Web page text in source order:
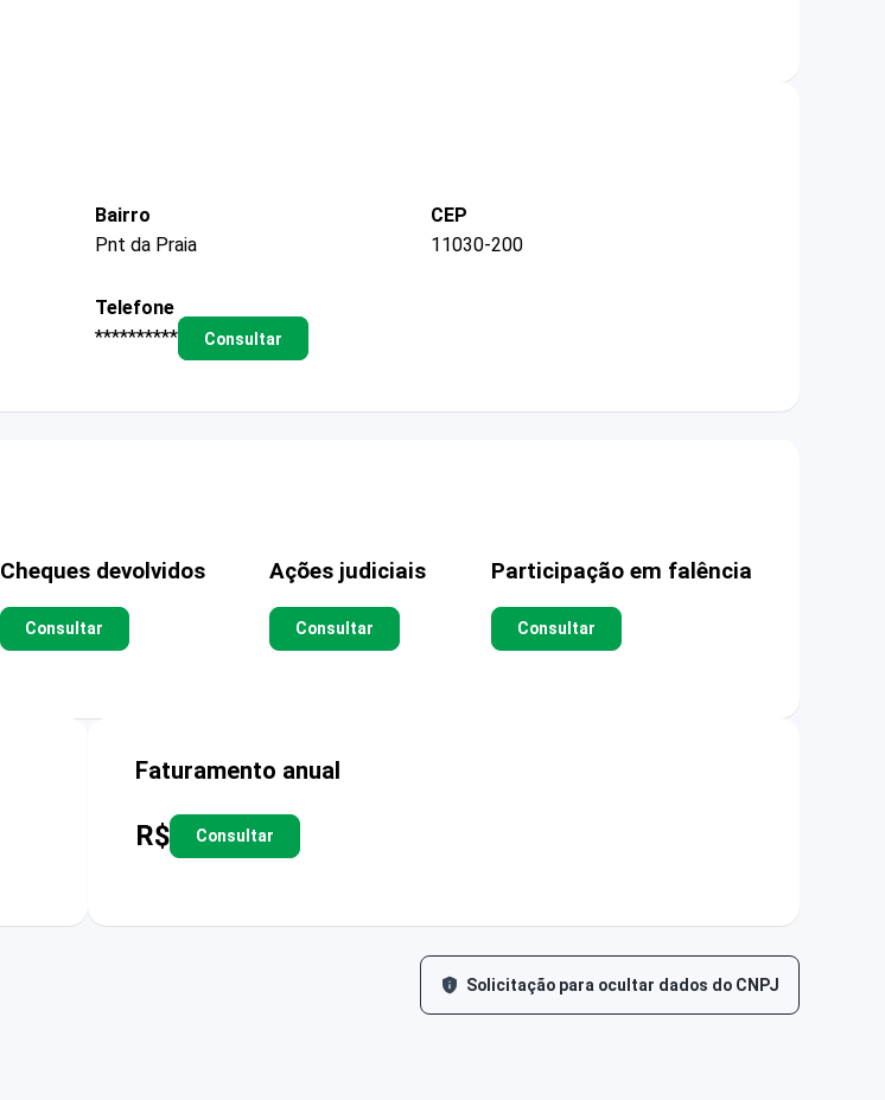
Bairro
Pnt da Praia
CEP
11030-200
Telefone
**********
Consultar
Cheques devolvidos
Consultar
Ações judiciais
Consultar
Participação em falência
Consultar
Faturamento anual
R$ Consultar
Solicitação para ocultar dados do CNPJ